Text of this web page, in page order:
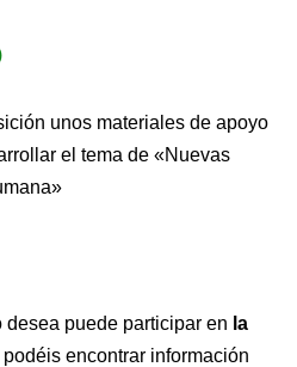
unos materiales de apoyo
el tema de «Nuevas
puede participar en la
podéis encontrar información